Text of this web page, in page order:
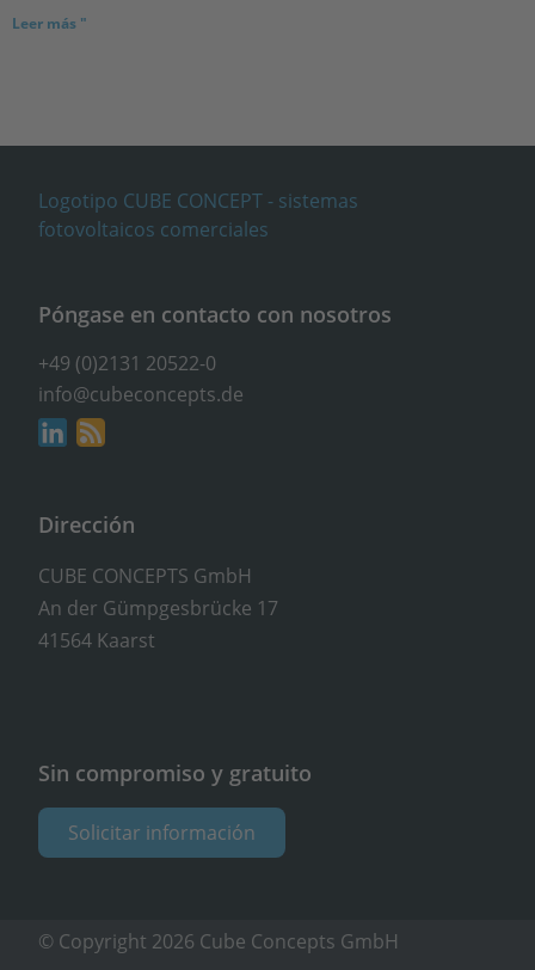
Leer más "
Póngase en contacto con nosotros
+49 (0)2131 20522-0
info@cubeconcepts.de
Dirección
CUBE CONCEPTS GmbH
An der Gümpgesbrücke 17
41564 Kaarst
Sin compromiso y gratuito
Solicitar información
© Copyright 2026 Cube Concepts GmbH